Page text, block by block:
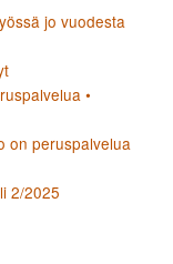
jo vuodesta
•
on peruspalvelua
2/2025